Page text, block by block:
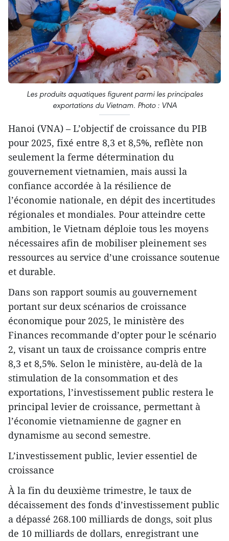
Les produits aquatiques figurent parmi les principales
exportations du Vietnam. Photo : VNA
Hanoi (VNA) – L’objectif de croissance du PIB
pour 2025, fixé entre 8,3 et 8,5%, reflète non
seulement la ferme détermination du
gouvernement vietnamien, mais aussi la
confiance accordée à la résilience de
l’économie nationale, en dépit des incertitudes
régionales et mondiales. Pour atteindre cette
ambition, le Vietnam déploie tous les moyens
nécessaires afin de mobiliser pleinement ses
ressources au service d’une croissance soutenue
et durable.
Dans son rapport soumis au gouvernement
portant sur deux scénarios de croissance
économique pour 2025, le ministère des
Finances recommande d’opter pour le scénario
2, visant un taux de croissance compris entre
8,3 et 8,5%. Selon le ministère, au-delà de la
stimulation de la consommation et des
exportations, l’investissement public restera le
principal levier de croissance, permettant à
l’économie vietnamienne de gagner en
dynamisme au second semestre.
L’investissement public, levier essentiel de
croissance
À la fin du deuxième trimestre, le taux de
décaissement des fonds d’investissement public
a dépassé 268.100 milliards de dongs, soit plus
de 10 milliards de dollars, enregistrant une